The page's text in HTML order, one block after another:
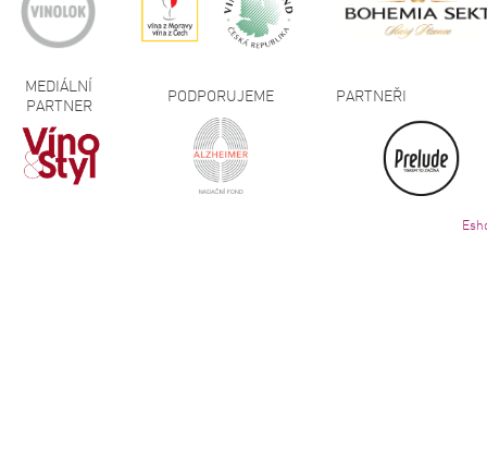
MEDIÁLNÍ
PARTNER
PODPORUJEME PARTNEŘI